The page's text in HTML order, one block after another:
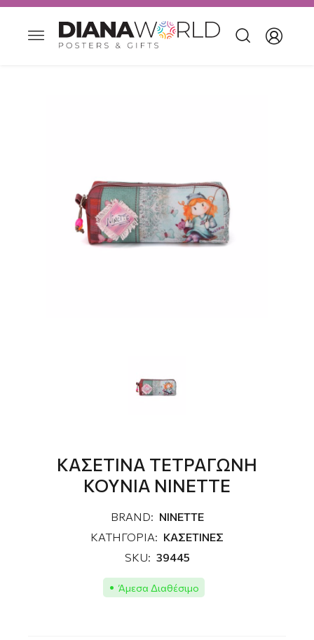
ΚΑΣΕΤΙΝΑ ΤΕΤΡΑΓΩΝΗ
ΚΟΥΝΙΑ NINETTE
BRAND: NINETTE
ΚΑΤΗΓΟΡΙΑ: ΚΑΣΕΤΙΝΕΣ
SKU: 39445
Άμεσα Διαθέσιμο